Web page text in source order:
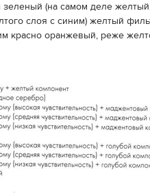
(на самом деле
слоя с синим) желтый
красно оранжевый, реже